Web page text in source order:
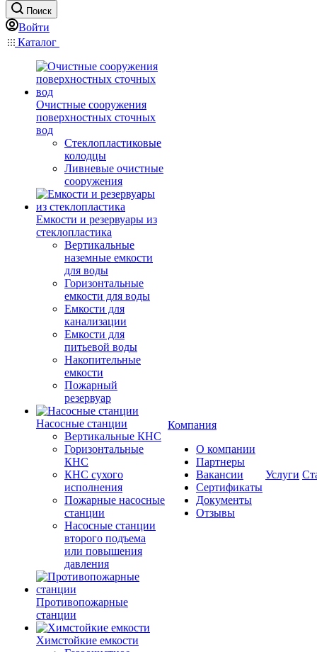
Поиск
Войти
Каталог
Очистные сооружения
поверхностных сточных
вод
Стеклопластиковые
колодцы
Ливневые очистные
сооружения
Емкости и резервуары из
стеклопластика
Вертикальные
наземные емкости
для воды
Горизонтальные
емкости для воды
Емкости для
канализации
Емкости для
питьевой воды
Накопительные
емкости
Пожарный
резервуар
Насосные станции
Вертикальные КНС
Горизонтальные
КНС
КНС сухого
исполнения
Пожарные насосные
станции
Насосные cтанции
второго подъема
или повышения
давления
Противопожарные
станции
Химстойкие емкости
Компания
О компании
Партнеры
Вакансии
Сертификаты
Документы
Отзывы
Услуги